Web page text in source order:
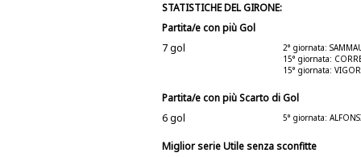
STATISTICHE DEL GIRONE:
Partita/e con più Gol
7 gol
2° giornata:
15° giornata:
15° giornata:
Partita/e con più Scarto di Gol
6 gol
5° giornata:
Miglior serie Utile senza sconfitte